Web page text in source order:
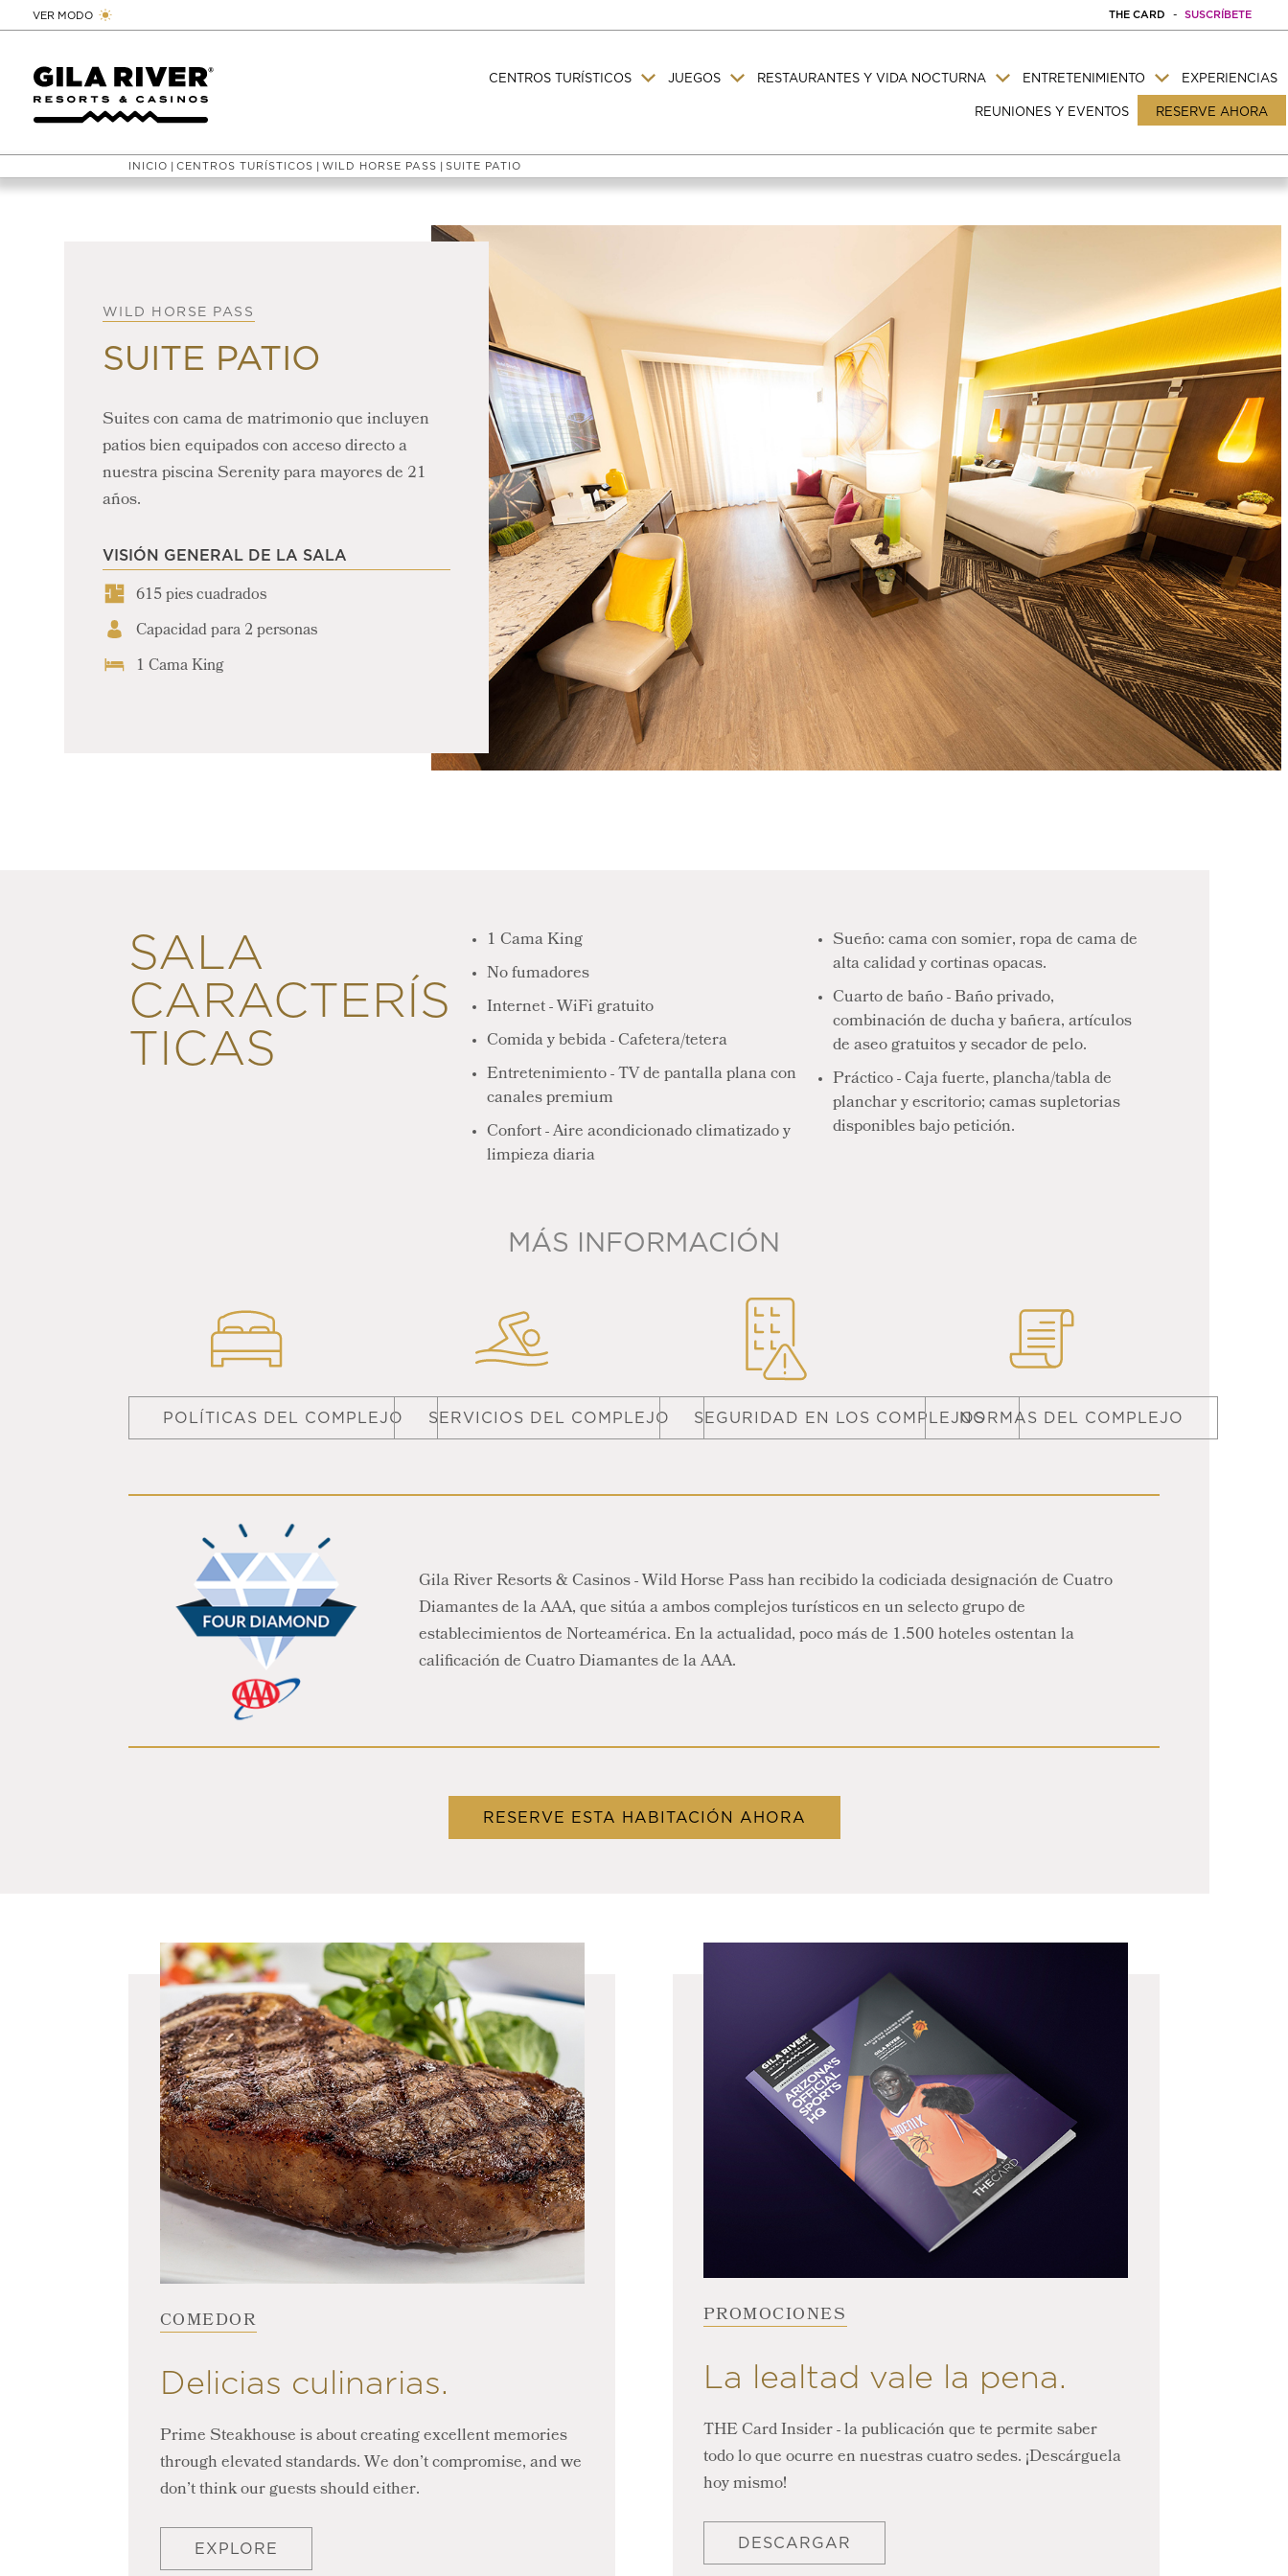
VER MODO THE CARD - SUSCRÍBETE
CENTROS TURÍSTICOS JUEGOS RESTAURANTES Y VIDA NOCTURNA ENTRETENIMIENTO
EXPERIENCIAS
REUNIONES Y EVENTOS
RESERVE AHORA
INICIO |CENTROS TURÍSTICOS |WILD HORSE PASS |SUITE PATIO
WILD HORSE PASS
SUITE PATIO
Suites con cama de matrimonio que incluyen
patios bien equipados con acceso directo a
nuestra piscina Serenity para mayores de 21
años.
VISIÓN GENERAL DE LA SALA
615 pies cuadrados
Capacidad para 2 personas
1 Cama King
SALA
CARACTERÍS
TICAS
1 Cama King
No fumadores
Internet - WiFi gratuito
Comida y bebida - Cafetera/tetera
Entretenimiento - TV de pantalla plana con
canales premium
Confort - Aire acondicionado climatizado y
limpieza diaria
Sueño: cama con somier, ropa de cama de
alta calidad y cortinas opacas.
Cuarto de baño - Baño privado,
combinación de ducha y bañera, artículos
de aseo gratuitos y secador de pelo.
Práctico - Caja fuerte, plancha/tabla de
planchar y escritorio; camas supletorias
disponibles bajo petición.
MÁS INFORMACIÓN
POLÍTICAS DEL COMPLEJO SERVICIOS DEL COMPLEJO SEGURIDAD EN LOS COMPLEJOSNORMAS DEL COMPLEJO
Gila River Resorts & Casinos - Wild Horse Pass han recibido la codiciada designación de Cuatro
Diamantes de la AAA, que sitúa a ambos complejos turísticos en un selecto grupo de
establecimientos de Norteamérica. En la actualidad, poco más de 1.500 hoteles ostentan la
calificación de Cuatro Diamantes de la AAA.
RESERVE ESTA HABITACIÓN AHORA
COMEDOR
Delicias culinarias.
Prime Steakhouse is about creating excellent memories
through elevated standards. We don’t compromise, and we
don’t think our guests should either.
EXPLORE
PROMOCIONES
La lealtad vale la pena.
THE Card Insider - la publicación que te permite saber
todo lo que ocurre en nuestras cuatro sedes. ¡Descárguela
hoy mismo!
DESCARGAR